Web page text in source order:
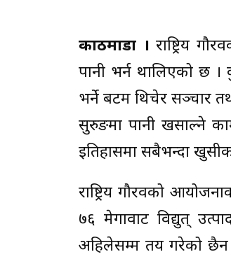
काठमाडौं । राष्ट्रिय
पानी भर्न थालिएको छ
भर्ने बटम थिचेर सञ्चार
सुरुङमा पानी खसाल्ने
इतिहासमा सबैभन्दा
राष्ट्रिय गौरवको
७६ मेगावाट विद्युत्
अहिलेसम्म तय गरेको छैन